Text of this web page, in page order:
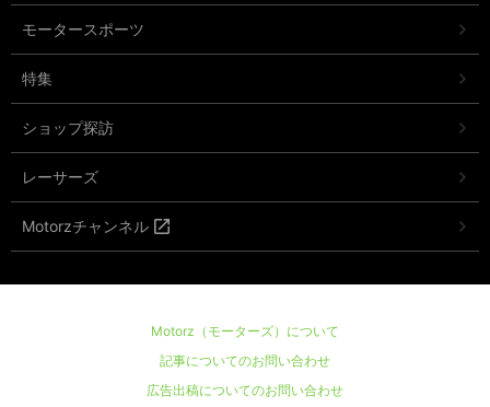
モータースポーツ
特集
ショップ探訪
レーサーズ
Motorzチャンネル
Motorz（モーターズ）について
記事についてのお問い合わせ
広告出稿についてのお問い合わせ